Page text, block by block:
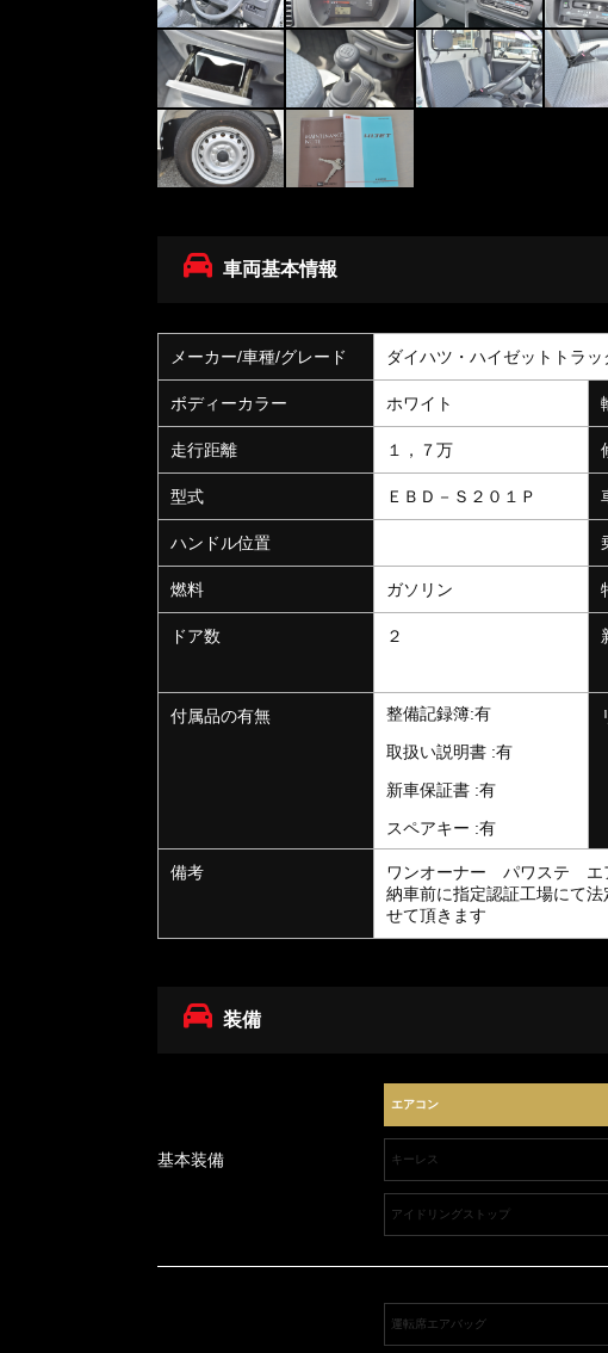
車両基本情報
メーカー/車種/グレード ダイハツ・ハイゼットトラ
ボディーカラー ホワイト
走行距離 １，７万
型式 ＥＢＤ－Ｓ２０１Ｐ
ハンドル位置
燃料 ガソリン
ドア数 ２
付属品の有無
整備記録簿:有
取扱い説明書 :有
新車保証書 :有
スペアキー :有
備考
ワンオーナー パワステ
納車前に指定認証工場にて
せて頂きます
装備
基本装備
エアコン
キーレス
アイドリングストップ
運転席エアバッグ